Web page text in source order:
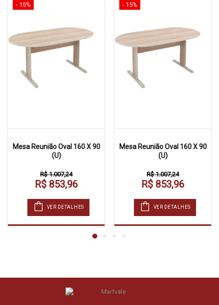
- 15%
Mesa Reunião Oval 160 X 90
(U)
R$ 1.007,24
R$ 853,96
VER DETALHES
- 15%
Mesa Reunião Oval 160 X 90
(U)
R$ 1.007,24
R$ 853,96
VER DETALHES